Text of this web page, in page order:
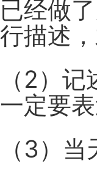
已经做
行描述
（2）记
一定要
（3）